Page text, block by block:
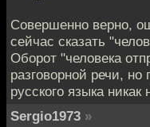
Совершенно верно,
сейчас сказать
Оборот "человека
разговорной речи,
русского языка никак
Sergio1973 »